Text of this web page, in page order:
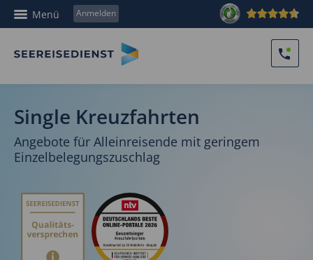
Menü Anmelden
Single Kreuzfahrten
Angebote für Alleinreisende mit geringem
Einzelbelegungszuschlag